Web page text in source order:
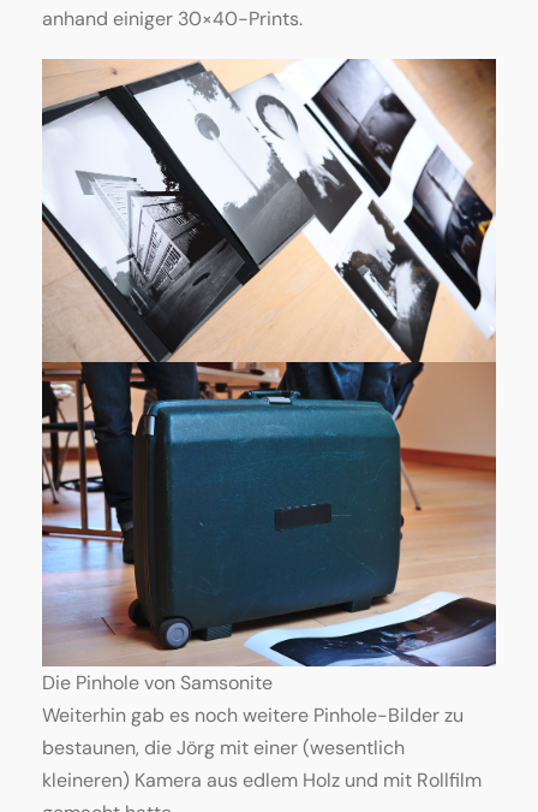
anhand einiger 30×40-Prints.
Die Pinhole von Samsonite
Weiterhin gab es noch weitere Pinhole-Bilder zu
bestaunen, die Jörg mit einer (wesentlich
kleineren) Kamera aus edlem Holz und mit Rollfilm